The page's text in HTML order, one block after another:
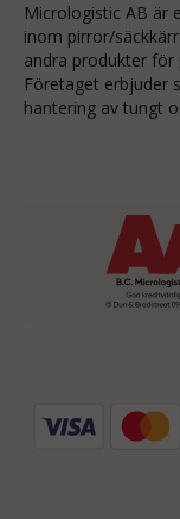
Micrologistic AB är
inom pirror/
andra produkter för
Företaget erbjuder
hantering av tungt